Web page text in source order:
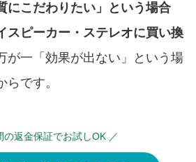
にこだわりたい」という場合
スピーカー・ステレオに買い換
が一「効果が出ない」という場
です。
の返金保証でお試しOK ／